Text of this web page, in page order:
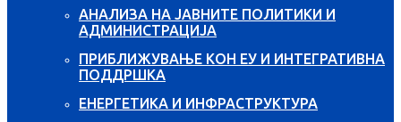
АНАЛИЗА НА ЈАВНИТЕ ПОЛИТИКИ И
АДМИНИСТРАЦИЈА
ПРИБЛИЖУВАЊЕ КОН ЕУ И ИНТЕГРАТИВНА
ПОДДРШКА
ЕНЕРГЕТИКА И ИНФРАСТРУКТУРА